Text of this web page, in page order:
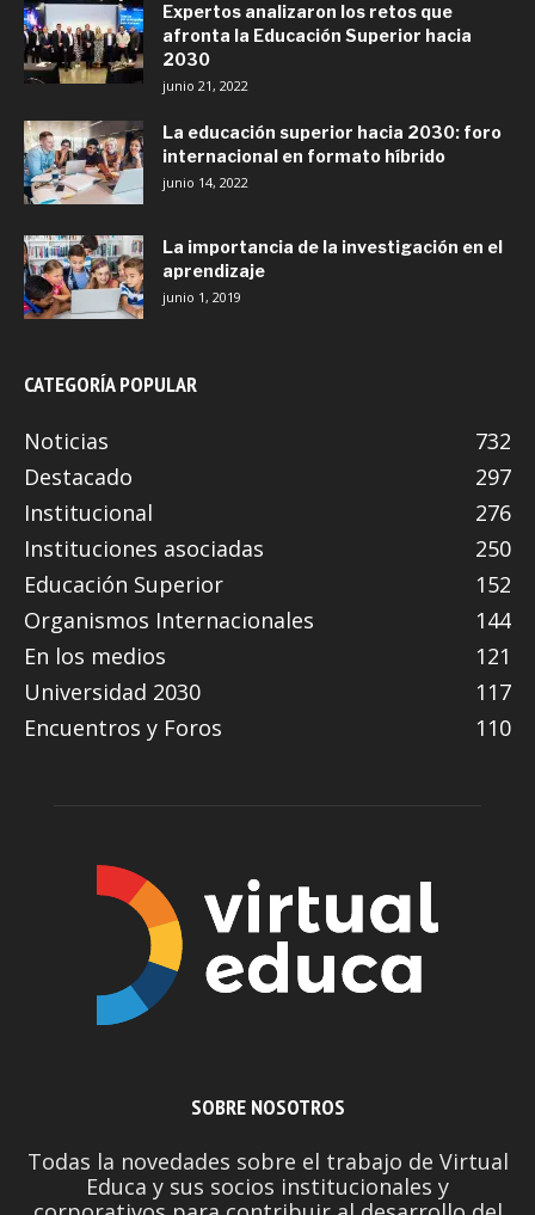
Expertos analizaron los retos que
afronta la Educación Superior hacia
2030
junio 21, 2022
La educación superior hacia 2030: foro
internacional en formato híbrido
junio 14, 2022
La importancia de la investigación en el
aprendizaje
junio 1, 2019
CATEGORÍA POPULAR
Noticias
732
Destacado
297
Institucional
276
Instituciones asociadas
250
Educación Superior
152
Organismos Internacionales
144
En los medios
121
Universidad 2030
117
Encuentros y Foros
110
SOBRE NOSOTROS
Todas la novedades sobre el trabajo de Virtual
Educa y sus socios institucionales y